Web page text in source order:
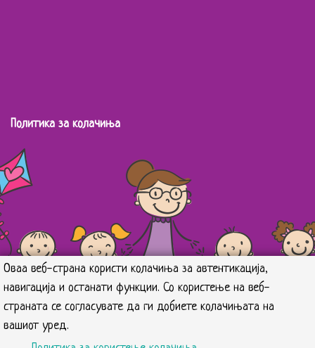
Политика за колачиња
Оваа веб-страна користи колачиња за автентикација,
навигација и останати функции. Со користење на веб-
страната се согласувате да ги добиете колачињата на
вашиот уред.